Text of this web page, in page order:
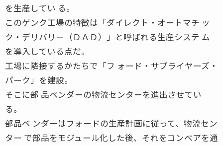
を生産してい る。
このゲンク工場の特徴は「ダイレクト・オートマチ ッ
ク・デリバリー（ＤＡＤ）」と呼ばれる生産システ ム
を導入している点だ。
工場に隣接するかたちで「フ ォード・サプライヤーズ・
パーク」を建設。
そこに部 品ベンダーの物流センターを進出させてい
る。
部品ベ ンダーはフォードの生産計画に従って、物流セン
ター で部品をモジュール化した後、それをコンベアを通